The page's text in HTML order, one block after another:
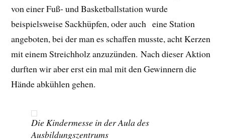
von einer Fuß- und Basketballstation wurde
beispielsweise Sackhüpfen, oder auch eine Station
angeboten, bei der man es schaffen musste, acht Kerzen
mit einem Streichholz anzuzünden. Nach dieser Aktion
durften wir aber erst ein mal mit den Gewinnern die
Hände abkühlen gehen.
Die Kindermesse in der Aula des
Ausbildungszentrums